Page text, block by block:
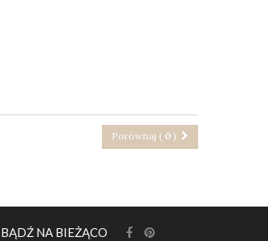
Porównaj ( 0 )
BĄDŹ NA BIEŻĄCO